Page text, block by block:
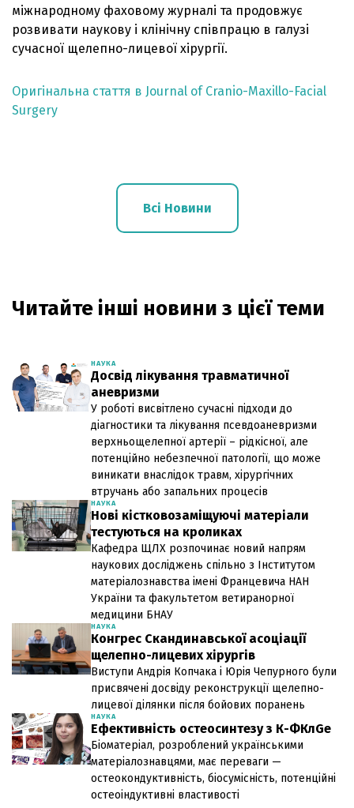
міжнародному фаховому журналі та продовжує
розвивати наукову і клінічну співпрацю в галузі
сучасної щелепно-лицевої хірургії.
Оригінальна стаття в Journal of Cranio-Maxillo-Facial
Surgery
Всі Новини
Читайте інші новини з цієї теми
НАУКА
Досвід лікування травматичної
аневризми
У роботі висвітлено сучасні підходи до
діагностики та лікування псевдоаневризми
верхньощелепної артерії – рідкісної, але
потенційно небезпечної патології, що може
виникати внаслідок травм, хірургічних
втручань або запальних процесів
НАУКА
Нові кістковозаміщуючі матеріали
тестуються на кроликах
Кафедра ЩЛХ розпочинає новий напрям
наукових досліджень спільно з Інститутом
матеріалознавства імені Францевича НАН
України та факультетом ветиранорної
медицини БНАУ
НАУКА
Конгрес Скандинавської асоціації
щелепно-лицевих хірургів
Виступи Андрія Копчака і Юрія Чепурного були
присвячені досвіду реконструкції щелепно-
лицевої ділянки після бойових поранень
НАУКА
Ефективність остеосинтезу з К-ФКлGe
Біоматеріал, розроблений українськими
матеріалознавцями, має переваги —
остеокондуктивність, біосумісність, потенційні
остеоіндуктивні властивості